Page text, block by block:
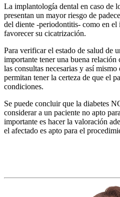
La implantología dental en caso de
presentan un mayor riesgo de
del diente -periodontitis- como en
favorecer su cicatrización.
Para verificar el estado de salud de
importante tener una buena
las consultas necesarias y así
permitan tener la certeza de que el
condiciones.
Se puede concluir que la diabetes
considerar a un paciente no apto
importante es hacer la valoración
el afectado es apto para el